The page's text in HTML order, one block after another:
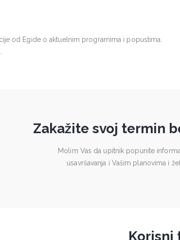
od Egide o aktuelnim programima i popustima.
Zakažite svoj termin
Molim Vas da upitnik popunite
usavršavanja i Vašim planovima i
Korisni